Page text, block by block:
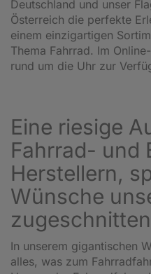
Deutschland und unser
Österreich die perfekte
einem einzigartigen
Thema Fahrrad. Im
rund um die Uhr zur
Eine riesige
Fahrrad- und
Herstellern,
Wünsche
zugeschnitten
In unserem gigantischen
alles, was zum